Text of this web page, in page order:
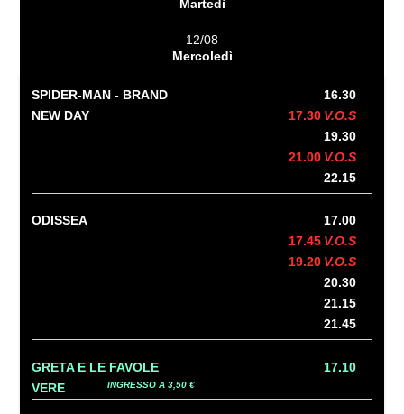
Martedì
12/08
Mercoledì
SPIDER-MAN - BRAND
NEW DAY
16.30
17.30 V.O.S
19.30
21.00 V.O.S
22.15
ODISSEA
17.00
17.45 V.O.S
19.20 V.O.S
20.30
21.15
21.45
GRETA E LE FAVOLE
VERE
INGRESSO A 3,50 €
17.10